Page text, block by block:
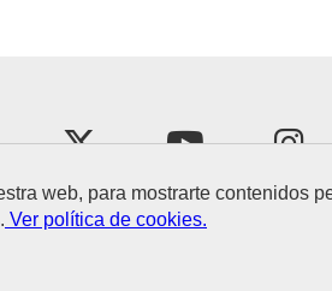
web, para mostrarte contenidos
Ver política de cookies.